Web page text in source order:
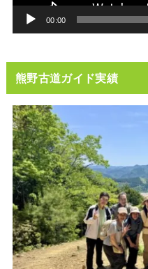
00:00
熊野古道ガイド実績